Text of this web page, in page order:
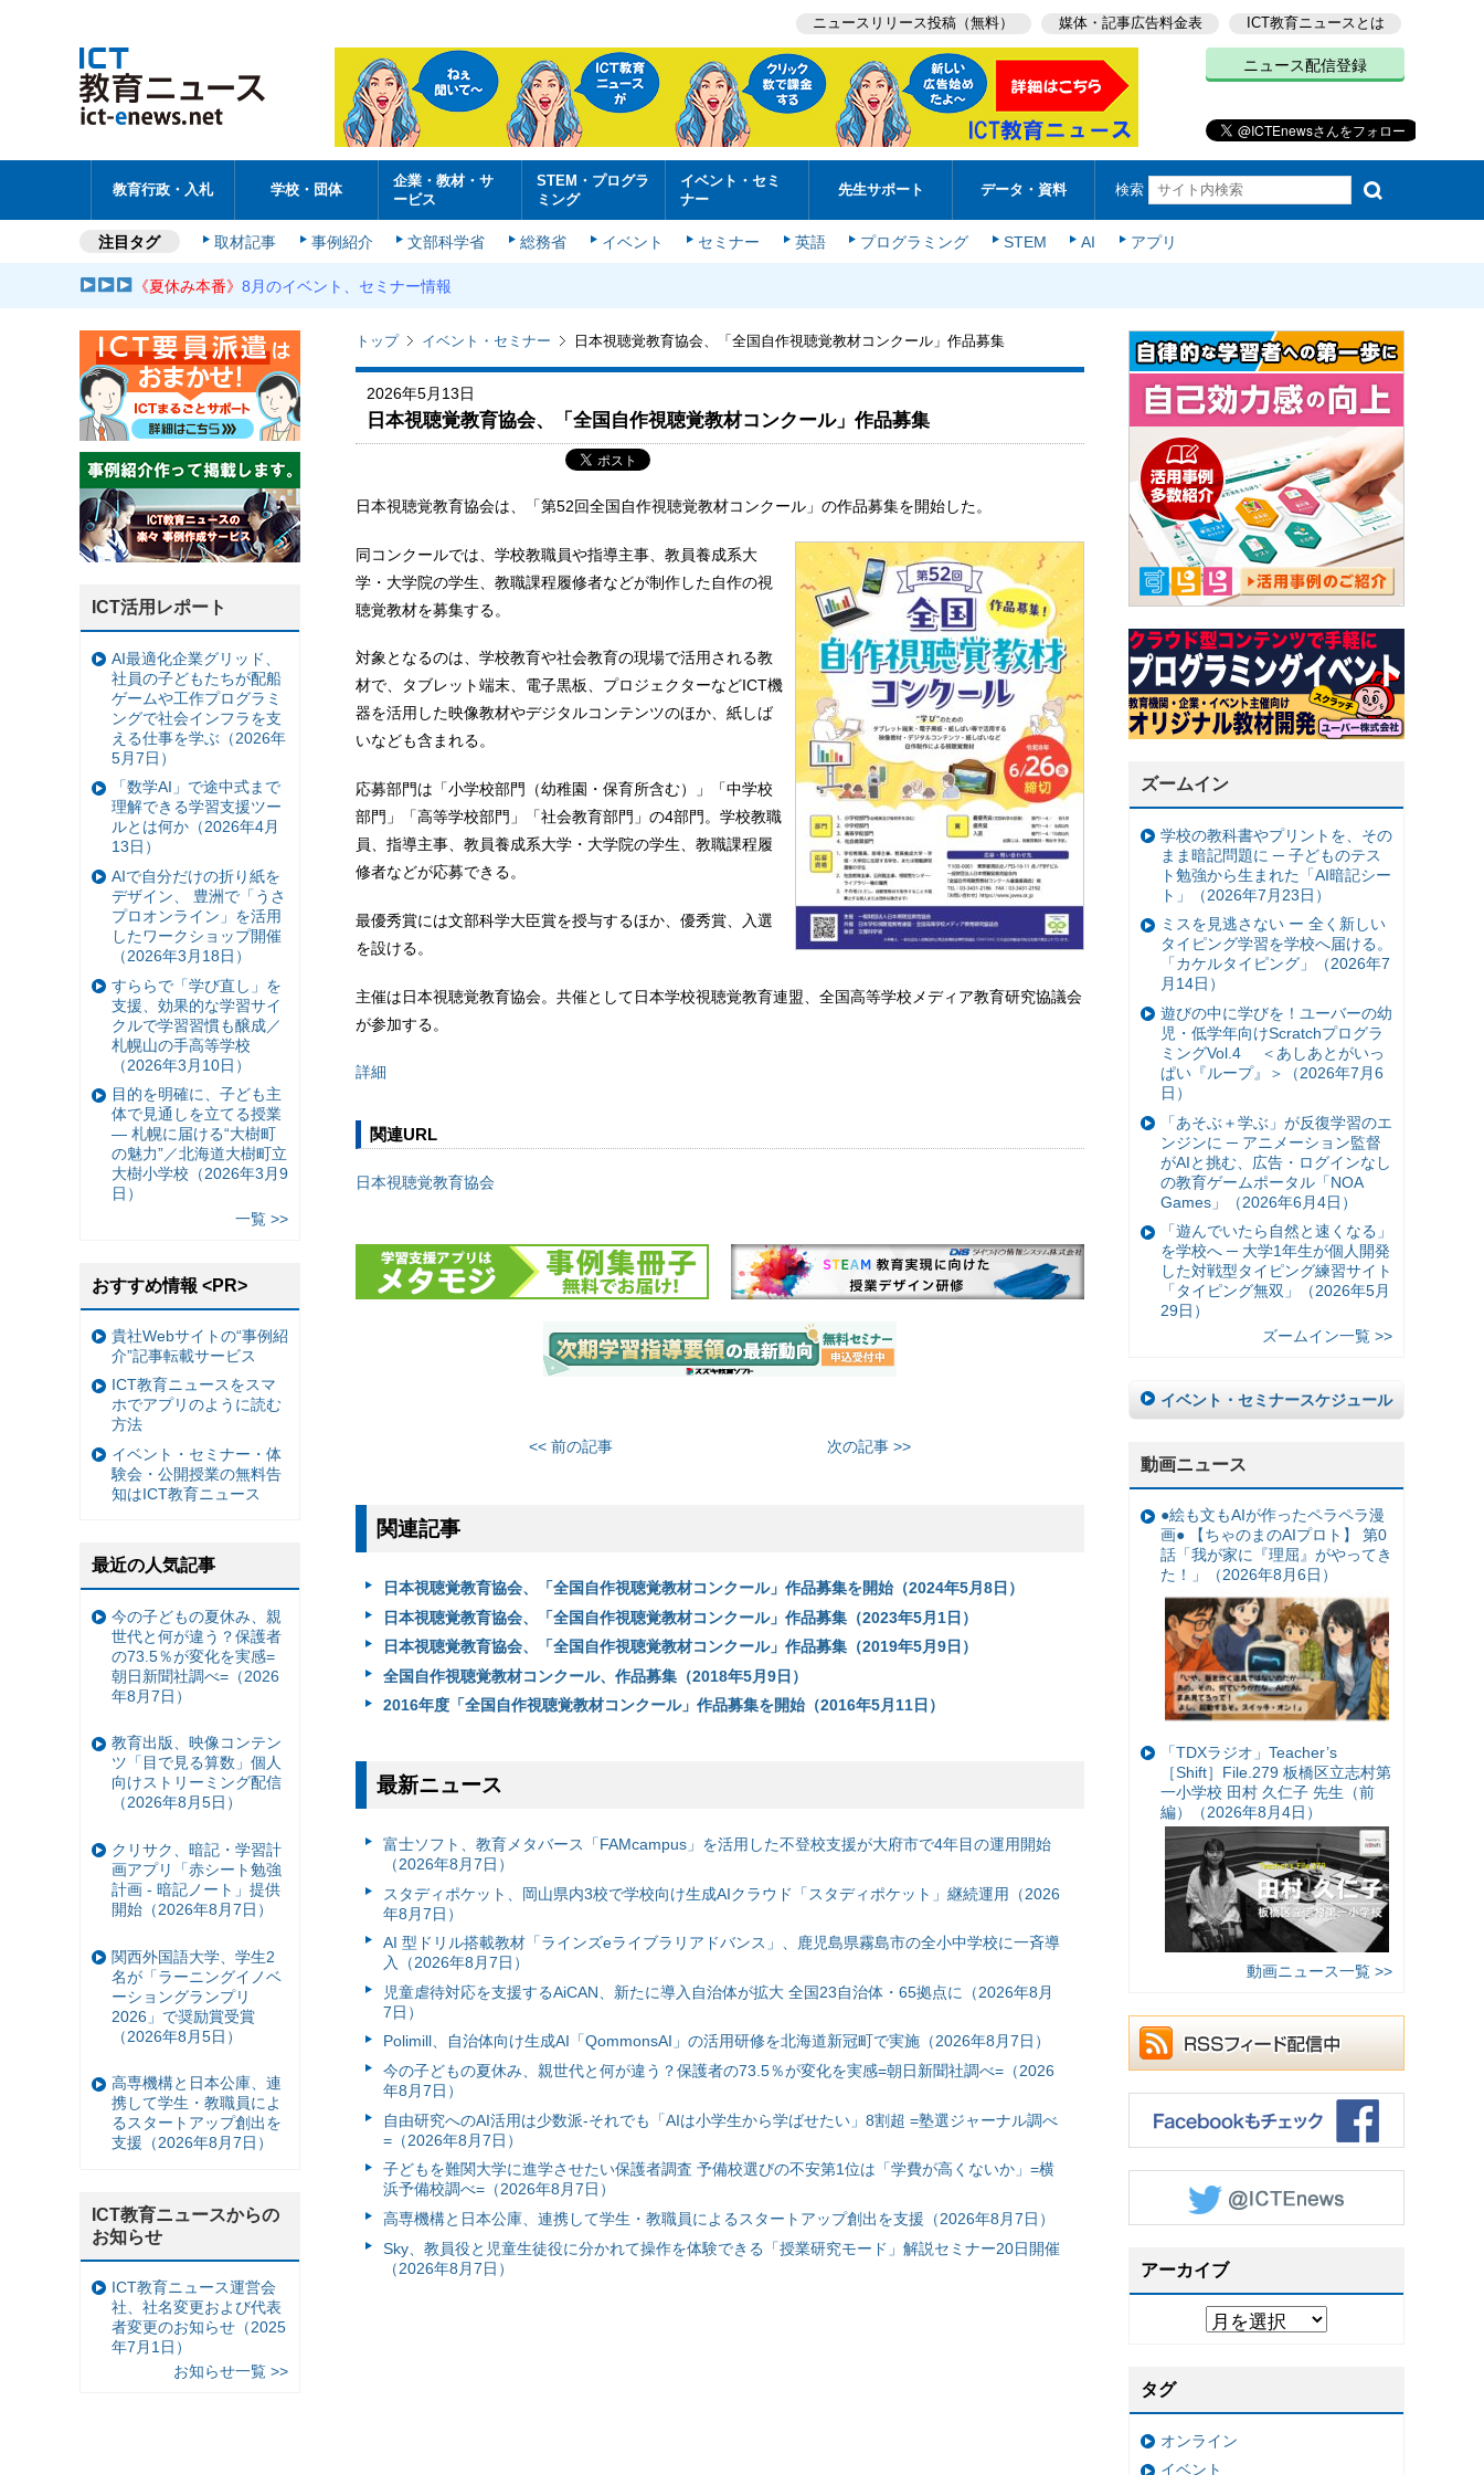
ニュースリリース投稿（無料） 媒体・記事広告料金表 ICT教育ニュースとは
ニュース配信登録
教育行政・入札 学校・団体
企業・教材・サ
ービス
STEM・プログラ
ミング
イベント・セミ
ナー
先生サポート データ・資料 検索
注目タグ 取材記事 事例紹介 文部科学省 総務省 イベント セミナー 英語 プログラミング STEM AI アプリ
《夏休み本番》8月のイベント、セミナー情報
トップ イベント・セミナー 日本視聴覚教育協会、「全国自作視聴覚教材コンクール」作品募集
2026年5月13日
日本視聴覚教育協会、「全国自作視聴覚教材コンクール」作品募集
日本視聴覚教育協会は、「第52回全国自作視聴覚教材コンクール」の作品募集を開始した。
同コンクールでは、学校教職員や指導主事、教員養成系大
学・大学院の学生、教職課程履修者などが制作した自作の視
聴覚教材を募集する。
対象となるのは、学校教育や社会教育の現場で活用される教
材で、タブレット端末、電子黒板、プロジェクターなどICT機
器を活用した映像教材やデジタルコンテンツのほか、紙しば
いなども含まれる。
応募部門は「小学校部門（幼稚園・保育所含む）」「中学校
部門」「高等学校部門」「社会教育部門」の4部門。学校教職
員、指導主事、教員養成系大学・大学院の学生、教職課程履
修者などが応募できる。
最優秀賞には文部科学大臣賞を授与するほか、優秀賞、入選
を設ける。
主催は日本視聴覚教育協会。共催として日本学校視聴覚教育連盟、全国高等学校メディア教育研究協議会
が参加する。
詳細
関連URL
日本視聴覚教育協会
<< 前の記事 次の記事 >>
関連記事
日本視聴覚教育協会、「全国自作視聴覚教材コンクール」作品募集を開始（2024年5月8日）
日本視聴覚教育協会、「全国自作視聴覚教材コンクール」作品募集（2023年5月1日）
日本視聴覚教育協会、「全国自作視聴覚教材コンクール」作品募集（2019年5月9日）
全国自作視聴覚教材コンクール、作品募集（2018年5月9日）
2016年度「全国自作視聴覚教材コンクール」作品募集を開始（2016年5月11日）
最新ニュース
富⼠ソフト、教育メタバース「FAMcampus」を活用した不登校支援が大府市で4年目の運用開始
（2026年8月7日）
スタディポケット、岡山県内3校で学校向け生成AIクラウド「スタディポケット」継続運用（2026
年8月7日）
AI 型ドリル搭載教材「ラインズeライブラリアドバンス」、鹿児島県霧島市の全小中学校に一斉導
入（2026年8月7日）
児童虐待対応を支援するAiCAN、新たに導入自治体が拡大 全国23自治体・65拠点に（2026年8月
7日）
Polimill、自治体向け生成AI「QommonsAI」の活用研修を北海道新冠町で実施（2026年8月7日）
今の子どもの夏休み、親世代と何が違う？保護者の73.5％が変化を実感=朝日新聞社調べ=（2026
年8月7日）
自由研究へのAI活用は少数派-それでも「AIは小学生から学ばせたい」8割超 =塾選ジャーナル調べ
=（2026年8月7日）
子どもを難関大学に進学させたい保護者調査 予備校選びの不安第1位は「学費が高くないか」=横
浜予備校調べ=（2026年8月7日）
高専機構と日本公庫、連携して学生・教職員によるスタートアップ創出を支援（2026年8月7日）
Sky、教員役と児童生徒役に分かれて操作を体験できる「授業研究モード」解説セミナー20日開催
（2026年8月7日）
ズームイン
学校の教科書やプリントを、その
まま暗記問題に ─ 子どものテス
ト勉強から生まれた「AI暗記シー
ト」（2026年7月23日）
ミスを見逃さない ー 全く新しい
タイピング学習を学校へ届ける。
「カケルタイピング」（2026年7
月14日）
遊びの中に学びを！ユーバーの幼
児・低学年向けScratchプログラ
ミングVol.4 ＜あしあとがいっ
ぱい『ループ』＞（2026年7月6
日）
「あそぶ＋学ぶ」が反復学習のエ
ンジンに ─ アニメーション監督
がAIと挑む、広告・ログインなし
の教育ゲームポータル「NOA
Games」（2026年6月4日）
「遊んでいたら自然と速くなる」
を学校へ ─ 大学1年生が個人開発
した対戦型タイピング練習サイト
「タイピング無双」（2026年5月
29日）
ズームイン一覧 >>
イベント・セミナースケジュール
動画ニュース
●絵も文もAIが作ったペラペラ漫
画● 【ちゃのまのAIプロト】 第0
話「我が家に『理屈』がやってき
た！」（2026年8月6日）
「TDXラジオ」Teacher’s
［Shift］File.279 板橋区立志村第
一小学校 田村 久仁子 先生（前
編）（2026年8月4日）
動画ニュース一覧 >>
アーカイブ
タグ
オンライン
イベント
ICT活用レポート
AI最適化企業グリッド、
社員の子どもたちが配船
ゲームや工作プログラミ
ングで社会インフラを支
える仕事を学ぶ（2026年
5月7日）
「数学AI」で途中式まで
理解できる学習支援ツー
ルとは何か（2026年4月
13日）
AIで自分だけの折り紙を
デザイン、 豊洲で「うさ
プロオンライン」を活用
したワークショップ開催
（2026年3月18日）
すららで「学び直し」を
支援、効果的な学習サイ
クルで学習習慣も醸成／
札幌山の手高等学校
（2026年3月10日）
目的を明確に、子ども主
体で見通しを立てる授業
— 札幌に届ける“大樹町
の魅力”／北海道大樹町立
大樹小学校（2026年3月9
日）
一覧 >>
おすすめ情報 <PR>
貴社Webサイトの“事例紹
介”記事転載サービス
ICT教育ニュースをスマ
ホでアプリのように読む
方法
イベント・セミナー・体
験会・公開授業の無料告
知はICT教育ニュース
最近の人気記事
今の子どもの夏休み、親
世代と何が違う？保護者
の73.5％が変化を実感=
朝日新聞社調べ=（2026
年8月7日）
教育出版、映像コンテン
ツ「目で見る算数」個人
向けストリーミング配信
（2026年8月5日）
クリサク、暗記・学習計
画アプリ「赤シート勉強
計画 - 暗記ノート」提供
開始（2026年8月7日）
関西外国語大学、学生2
名が「ラーニングイノベ
ーショングランプリ
2026」で奨励賞受賞
（2026年8月5日）
高専機構と日本公庫、連
携して学生・教職員によ
るスタートアップ創出を
支援（2026年8月7日）
ICT教育ニュースからの
お知らせ
ICT教育ニュース運営会
社、社名変更および代表
者変更のお知らせ（2025
年7月1日）
お知らせ一覧 >>